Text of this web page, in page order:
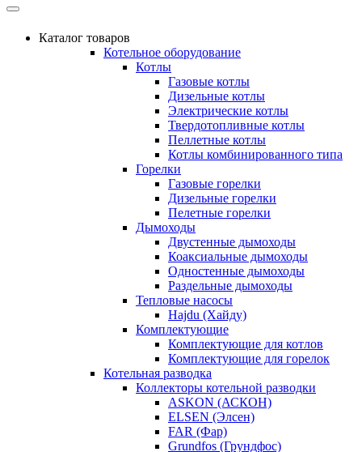
Каталог товаров
Котельное оборудование
Котлы
Газовые котлы
Дизельные котлы
Электрические котлы
Твердотопливные котлы
Пеллетные котлы
Котлы комбинированного типа
Горелки
Газовые горелки
Дизельные горелки
Пелетные горелки
Дымоходы
Двустенные дымоходы
Коаксиальные дымоходы
Одностенные дымоходы
Раздельные дымоходы
Тепловые насосы
Hajdu (Хайду)
Комплектующие
Комплектующие для котлов
Комплектующие для горелок
Котельная разводка
Коллекторы котельной разводки
ASKON (АСКОН)
ELSEN (Элсен)
FAR (Фар)
Grundfos (Грундфос)